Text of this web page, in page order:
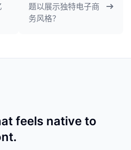
题以展示独特电子商
务风格？
feels native to